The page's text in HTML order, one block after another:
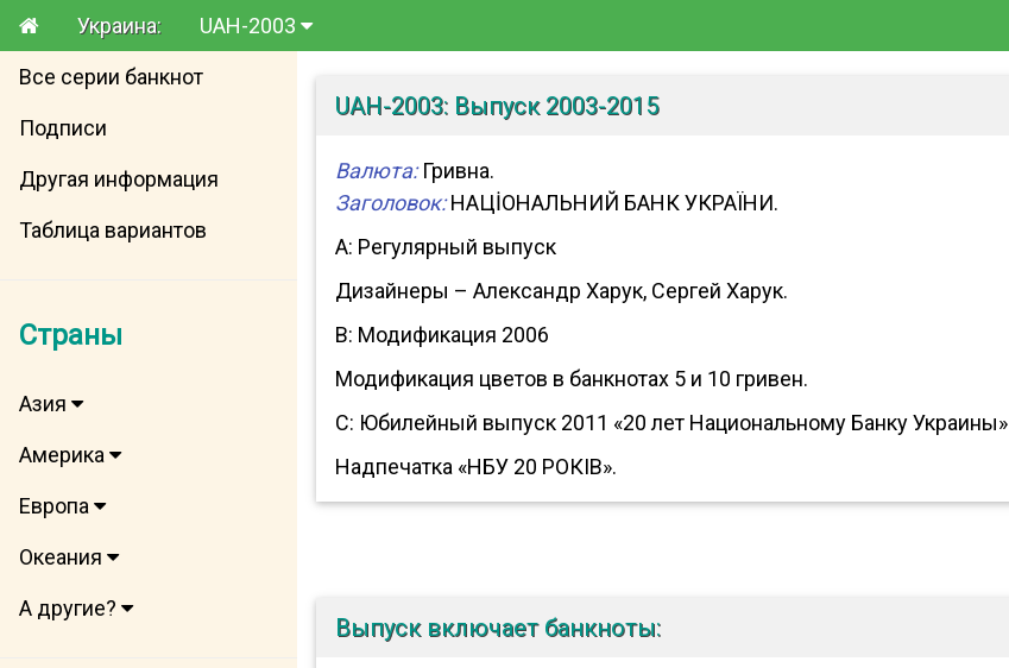
Украина: UAH-2003
Все серии банкнот
Подписи
Другая информация
Таблица вариантов
Страны
Азия
Америка
Европа
Океания
А другие?
UAH-2003: Выпуск 2003-2015
Валюта:Гривна.
Заголовок:НАЦİОНАЛЬНИЙ БАНК УКРАЇНИ.
A: Регулярный выпуск
Дизайнеры – Александр Харук, Сергей Харук.
B: Модификация 2006
Модификация цветов в банкнотах 5 и 10 гривен.
C: Юбилейный выпуск 2011 «20 лет Национальному Банку Украины»
Надпечатка «НБУ 20 РОКІВ».
Выпуск включает банкноты: